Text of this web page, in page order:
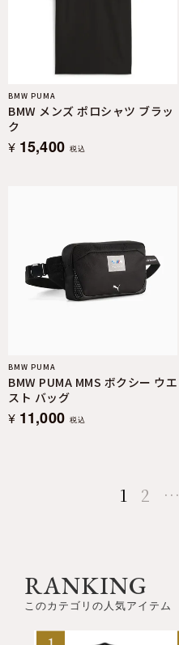
BMW PUMA
BMW メンズ ポロシャツ ブラッ
ク
¥ 15,400 税込
BMW PUMA
BMW PUMA MMS ボクシー ウエ
スト バッグ
¥ 11,000 税込
1 2 …
RANKING
このカテゴリの人気アイテム